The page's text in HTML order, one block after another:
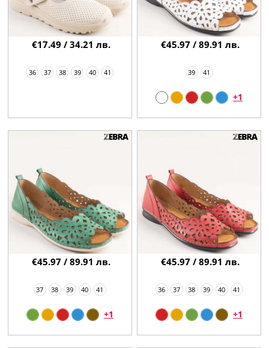
36 37 38 39 40 41
€17.49 / 34.21 лв.
39 41
+1
€45.97 / 89.91 лв.
37 38 39 40 41
+1
€45.97 / 89.91 лв.
36 37 38 39 40 41
+1
€45.97 / 89.91 лв.